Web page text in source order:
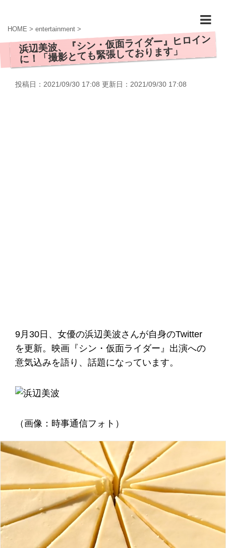
HOME > entertainment >
浜辺美波、『シン・仮面ライダー』ヒロイン
に！「撮影とても緊張しております」
投稿日：2021/09/30 17:08 更新日： 2021/09/30 17:08
9月30日、女優の浜辺美波さんが自身のTwitter
を更新。映画『シン・仮面ライダー』出演への
意気込みを語り、話題になっています。
（画像：時事通信フォト）